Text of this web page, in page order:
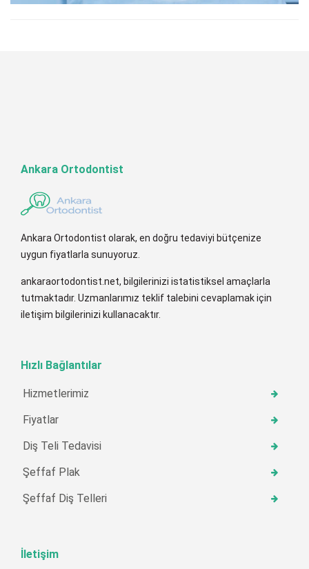
Ankara Ortodontist
Ankara Ortodontist olarak, en doğru tedaviyi bütçenize
uygun fiyatlarla sunuyoruz.
ankaraortodontist.net, bilgilerinizi istatistiksel amaçlarla
tutmaktadır. Uzmanlarımız teklif talebini cevaplamak için
iletişim bilgilerinizi kullanacaktır.
Hızlı Bağlantılar
Hizmetlerimiz
Fiyatlar
Diş Teli Tedavisi
Şeffaf Plak
Şeffaf Diş Telleri
İletişim